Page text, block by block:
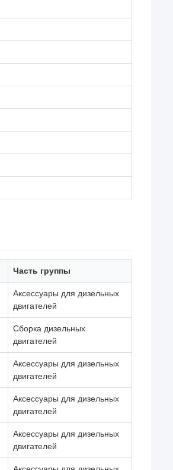
Часть группы
Аксессуары для дизельных
двигателей
Сборка дизельных
двигателей
Аксессуары для дизельных
двигателей
Аксессуары для дизельных
двигателей
Аксессуары для дизельных
двигателей